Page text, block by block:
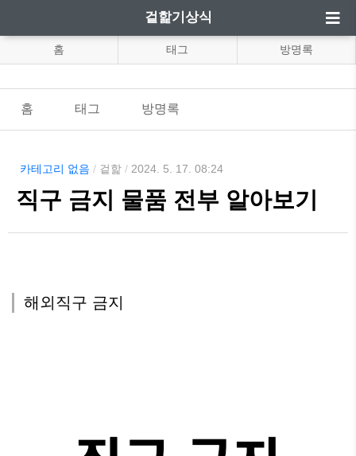
겉핥기상식
홈 태그 방명록
홈 태그 방명록
카테고리 없음 / 겉핥 / 2024. 5. 17. 08:24
직구 금지 물품 전부 알아보기
해외직구 금지